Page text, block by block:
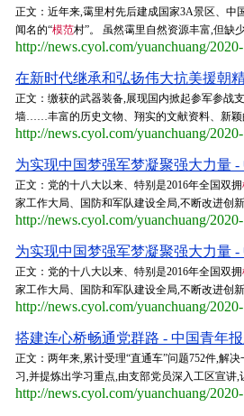
正文：近年来,霭里村先后建成国家3A景区、中
闻名的“模范村”。 虽然霭里自然资源丰富,但缺
http://news.cyol.com/yuanchuang/
在新时代继承和弘扬伟大抗美援朝
正文：缴获的武器装备,展现国内掀起参军参战
墙……丰富的历史文物、翔实的文献资料、新颖
http://news.cyol.com/yuanchuang/
为实现中国梦强军梦凝聚强大力量 -
正文：党的十八大以来、特别是2016年全国双拥
家工作大局、国防和军队建设全局,不断改进创
http://news.cyol.com/yuanchuang/
为实现中国梦强军梦凝聚强大力量 -
正文：党的十八大以来、特别是2016年全国双拥
家工作大局、国防和军队建设全局,不断改进创
http://news.cyol.com/yuanchuang/
搭建连心桥畅通党群路 - 中国青年
正文：两年来,累计受理“直通车”问题752件,解
习,并提炼出学习重点,由支部党员深入工区宣
http://news.cyol.com/yuanchuang/